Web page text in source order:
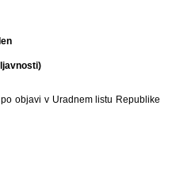
objavi v Uradnem listu Republike